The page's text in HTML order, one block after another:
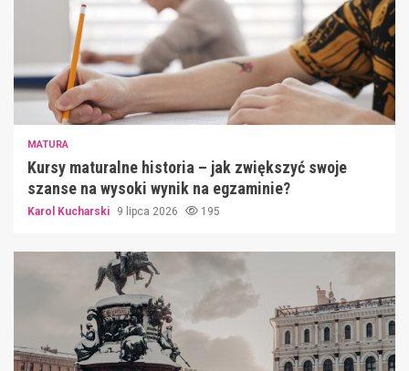
MATURA
Kursy maturalne historia – jak zwiększyć swoje
szanse na wysoki wynik na egzaminie?
Karol Kucharski 9 lipca 2026 195